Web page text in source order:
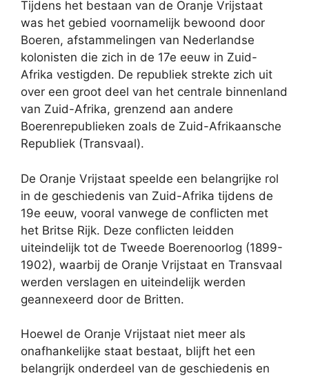
Tijdens het bestaan van de Oranje Vrijstaat
was het gebied voornamelijk bewoond door
Boeren, afstammelingen van Nederlandse
kolonisten die zich in de 17e eeuw in Zuid-
Afrika vestigden. De republiek strekte zich uit
over een groot deel van het centrale binnenland
van Zuid-Afrika, grenzend aan andere
Boerenrepublieken zoals de Zuid-Afrikaansche
Republiek (Transvaal).
De Oranje Vrijstaat speelde een belangrijke rol
in de geschiedenis van Zuid-Afrika tijdens de
19e eeuw, vooral vanwege de conflicten met
het Britse Rijk. Deze conflicten leidden
uiteindelijk tot de Tweede Boerenoorlog (1899-
1902), waarbij de Oranje Vrijstaat en Transvaal
werden verslagen en uiteindelijk werden
geannexeerd door de Britten.
Hoewel de Oranje Vrijstaat niet meer als
onafhankelijke staat bestaat, blijft het een
belangrijk onderdeel van de geschiedenis en